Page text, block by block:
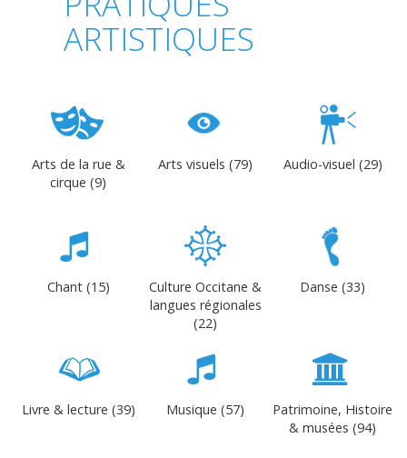
ARTISTIQUES
Arts de la rue &
cirque (9)
Arts visuels (79) Audio-visuel (29)
Chant (15)
Culture Occitane &
langues régionales
(22)
Danse (33)
Livre & lecture (39) Musique (57)
Patrimoine, Histoire
& musées (94)